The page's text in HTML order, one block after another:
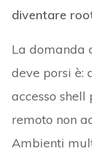
diventare
La domanda
deve porsi è:
accesso shell
remoto non
Ambienti